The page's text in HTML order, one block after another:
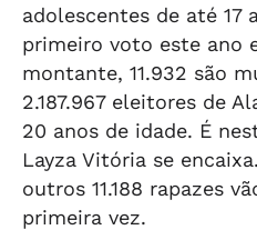
adolescentes de até 17
primeiro voto este ano
montante, 11.932 são
2.187.967 eleitores de
20 anos de idade. É
Layza Vitória se
outros 11.188 rapazes
primeira vez.